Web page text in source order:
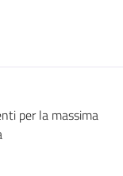
per la massima